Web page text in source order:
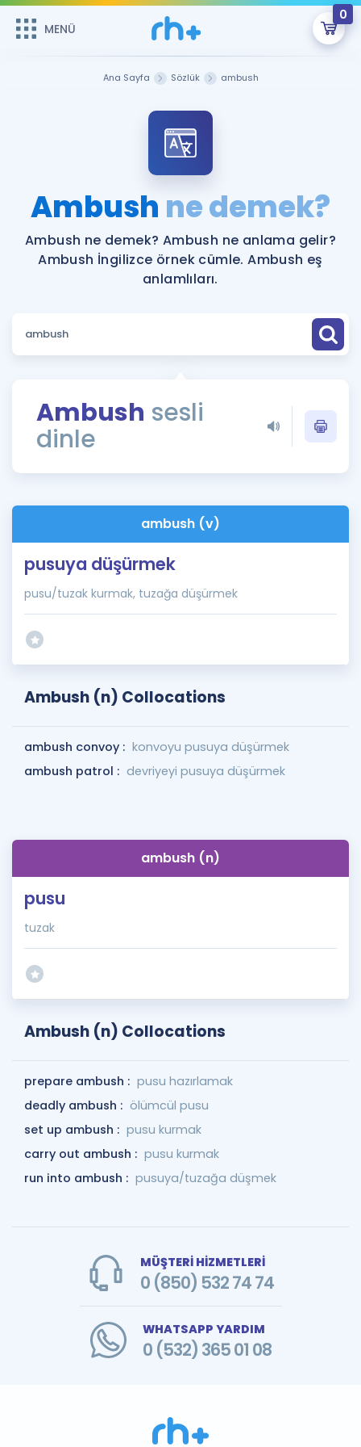
MENÜ
0
ÜYE DEĞİLİM
Sepetin Şu An Boş.
Remzi Hoca ile seni sınava hazırlayacak onlarca eğitim seni
bekliyor!
MENÜ
Faydalı Araçlar
Sözlük
Rehberlik Aracı
ÖSYM Sınav Takvimi
İngilizce Gramer
Hakkımızda
Ana Sayfa Sözlük ambush
Ambush ne demek?
Ambush ne demek? Ambush ne anlama gelir?
Ambush İngilizce örnek cümle. Ambush eş
anlamlıları.
Ambush sesli
dinle
ambush (v)
pusuya düşürmek
pusu/tuzak kurmak, tuzağa düşürmek
Ambush (n) Collocations
ambush convoy : konvoyu pusuya düşürmek
ambush patrol : devriyeyi pusuya düşürmek
ambush (n)
pusu
tuzak
Ambush (n) Collocations
prepare ambush : pusu hazırlamak
deadly ambush : ölümcül pusu
set up ambush : pusu kurmak
carry out ambush : pusu kurmak
run into ambush : pusuya/tuzağa düşmek
MÜŞTERİ HİZMETLERİ
0 (850) 532 74 74
WHATSAPP YARDIM
0 (532) 365 01 08